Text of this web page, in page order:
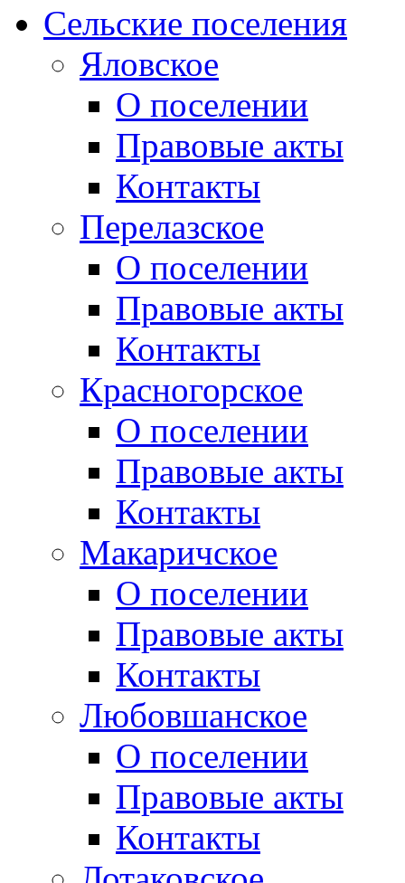
Сельские поселения
Яловское
О поселении
Правовые акты
Контакты
Перелазское
О поселении
Правовые акты
Контакты
Красногорское
О поселении
Правовые акты
Контакты
Макаричское
О поселении
Правовые акты
Контакты
Любовшанское
О поселении
Правовые акты
Контакты